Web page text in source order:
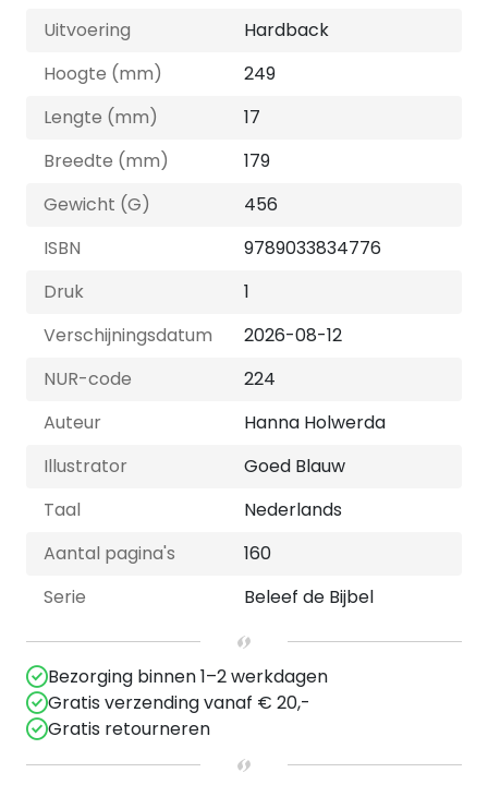
Uitvoering
Hardback
Hoogte (mm)
249
Lengte (mm)
17
Breedte (mm)
179
Gewicht (G)
456
ISBN
9789033834776
Druk
1
Verschijningsdatum
2026-08-12
NUR-code
224
Auteur
Hanna Holwerda
Illustrator
Goed Blauw
Taal
Nederlands
Aantal pagina's
160
Serie
Beleef de Bijbel
Bezorging binnen 1–2 werkdagen
Gratis verzending vanaf € 20,-
Gratis retourneren